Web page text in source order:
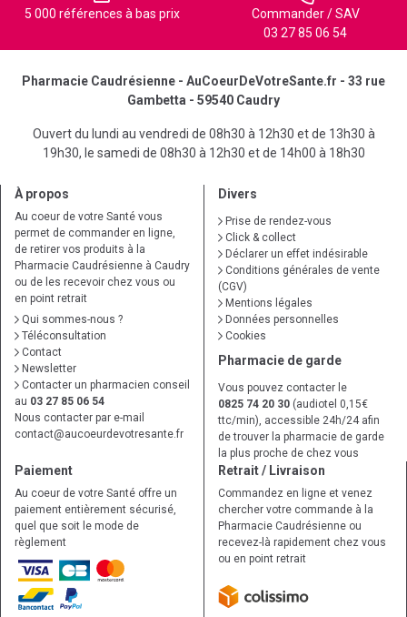
5 000 références à bas prix
Commander / SAV
03 27 85 06 54
Pharmacie Caudrésienne - AuCoeurDeVotreSante.fr - 33 rue
Gambetta - 59540 Caudry
Ouvert du lundi au vendredi de 08h30 à 12h30 et de 13h30 à
19h30, le samedi de 08h30 à 12h30 et de 14h00 à 18h30
À propos
Au coeur de votre Santé vous
permet de commander en ligne,
de retirer vos produits à la
Pharmacie Caudrésienne à Caudry
ou de les recevoir chez vous ou
en point retrait
Qui sommes-nous ?
Téléconsultation
Contact
Newsletter
Contacter un pharmacien conseil
au 03 27 85 06 54
Nous contacter par e-mail
contact@aucoeurdevotresante.fr
Divers
Prise de rendez-vous
Click & collect
Déclarer un effet indésirable
Conditions générales de vente
(CGV)
Mentions légales
Données personnelles
Cookies
Pharmacie de garde
Vous pouvez contacter le
0825 74 20 30 (audiotel 0,15€
ttc/min), accessible 24h/24 afin
de trouver la pharmacie de garde
la plus proche de chez vous
Paiement
Au coeur de votre Santé offre un
paiement entièrement sécurisé,
quel que soit le mode de
règlement
Retrait / Livraison
Commandez en ligne et venez
chercher votre commande à la
Pharmacie Caudrésienne ou
recevez-là rapidement chez vous
ou en point retrait